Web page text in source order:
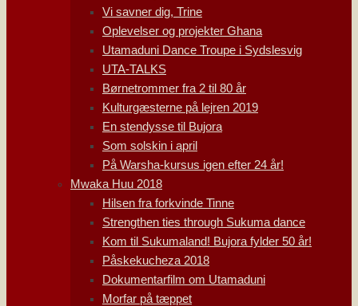
Vi savner dig, Trine
Oplevelser og projekter Ghana
Utamaduni Dance Troupe i Sydslesvig
UTA-TALKS
Børnetrommer fra 2 til 80 år
Kulturgæsterne på lejren 2019
En stendysse til Bujora
Som solskin i april
På Warsha-kursus igen efter 24 år!
Mwaka Huu 2018
Hilsen fra forkvinde Tinne
Strengthen ties through Sukuma dance
Kom til Sukumaland! Bujora fylder 50 år!
Påskekucheza 2018
Dokumentarfilm om Utamaduni
Morfar på tæppet